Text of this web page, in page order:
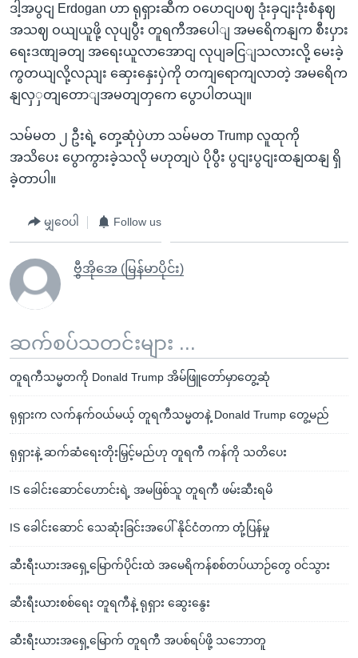
ဒါ့အပွငျ Erdogan ဟာ ရုရှားဆီက ဝဟေငျပဈ ဒုံးခှငျးဒုံးစံနဈ
အသဈ ဝယျယူဖို့ လုပျပွီး တူရကီအပေါျ အမရေိကနျက စီးပှား
ရေးဒဏျခတျ အရေးယူလာအောငျ လုပျခငြျသလားလို့ မေးခဲ့
ကွတယျလို့လညျး ဆှေးနှေးပှဲကို တကျရောကျလာတဲ့ အမရေိက
နျလှှတျတောျအမတျတှကေ ပွောပါတယျ။
သမ်မတ ၂ ဦးရဲ့ တှေ့ဆုံပှဲဟာ သမ်မတ Trump လူထုကို
အသိပေး ပွောကွားခဲ့သလို မဟုတျပဲ ပိုပွီး ပွငျးပွငျးထနျထနျ ရှိ
ခဲ့တာပါ။
မျှဝေပါ Follow us
ဗွီအိုအေ (မြန်မာပိုင်း)
ဆက်စပ်သတင်းများ ...
တူရကီသမ္မတကို Donald Trump အိမ်ဖြူတော်မှာတွေ့ဆုံ
ရုရှားက လက်နက်ဝယ်မယ့် တူရကီသမ္မတနဲ့ Donald Trump တွေ့မည်
ရုရှားနဲ့ ဆက်ဆံရေးတိုးမြှင့်မည်ဟု တူရကီ ကန်ကို သတိပေး
IS ခေါင်းဆောင်ဟောင်းရဲ့ အမဖြစ်သူ တူရကီ ဖမ်းဆီးရမိ
IS ခေါင်းဆောင် သေဆုံးခြင်းအပေါ် နိုင်ငံတကာ တုံ့ပြန်မှု
ဆီးရီးယားအရှေ့မြောက်ပိုင်းထဲ အမေရိကန်စစ်တပ်ယာဉ်တွေ ဝင်သွား
ဆီးရီးယားစစ်ရေး တူရကီနဲ့ ရုရှား ဆွေးနွေး
ဆီးရီးယားအရှေ့မြောက် တူရကီ အပစ်ရပ်ဖို့ သဘောတူ